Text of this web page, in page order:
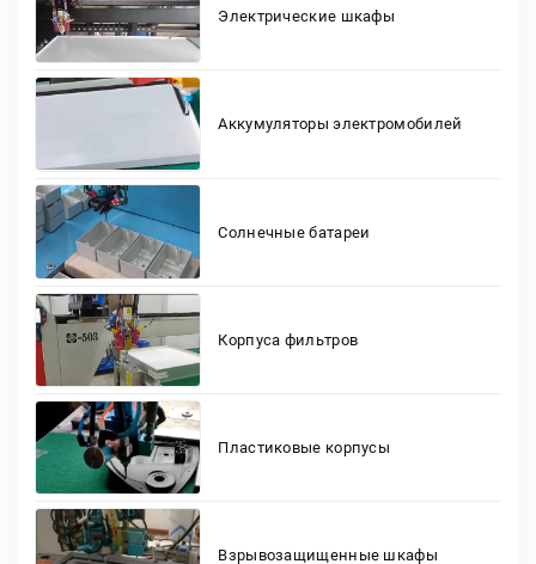
Электрические шкафы
Аккумуляторы электромобилей
Солнечные батареи
Корпуса фильтров
Пластиковые корпусы
Взрывозащищенные шкафы